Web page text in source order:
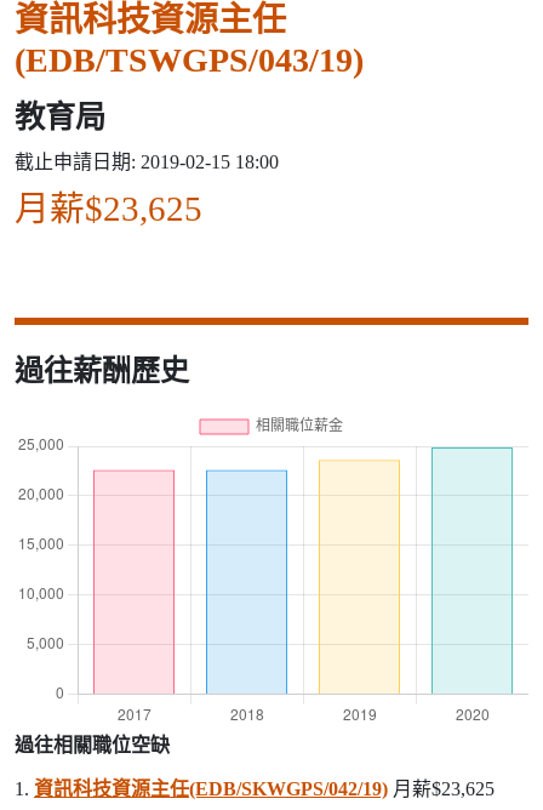
資訊科技資源主任
(EDB/TSWGPS/043/19)
教育局
截止申請日期: 2019-02-15 18:00
月薪$23,625
過往薪酬歷史
過往相關職位空缺
1. 資訊科技資源主任(EDB/SKWGPS/042/19) 月薪$23,625